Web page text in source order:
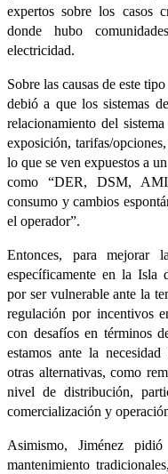
expertos sobre los casos
donde hubo
electricidad.
Sobre las causas de este
debió a que los sistemas
relacionamiento del
exposición, tarifas/
lo que se ven expuestos a
como “DER, DSM,
consumo y cambios
el operador”.
Entonces, para mejorar
específicamente en la Isla
por ser vulnerable ante la
regulación por incentivos
con desafíos en términos
estamos ante la
otras alternativas, como
nivel de distribución,
comercialización y
Asimismo, Jiménez
mantenimiento